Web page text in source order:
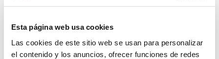
Esta página web usa cookies
Las cookies de este sitio web se usan para personalizar
el contenido y los anuncios, ofrecer funciones de redes
INFORMACIÓN DE LA MARCA